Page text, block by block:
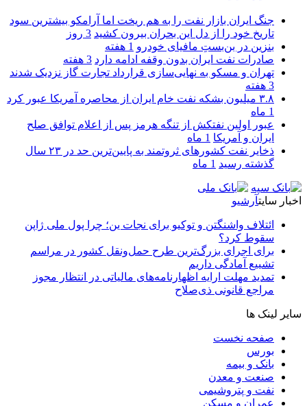
جنگ ایران بازار نفت را به هم ریخت اما آرامکو بیشترین سود
تاریخ خود را از دل این بحران بیرون کشید 3 روز
بنزین در بن‌بستِ مافیای خودرو 1 هفته
صادرات نفت ایران بدون وقفه ادامه دارد 3 هفته
تهران و مسکو به نهایی‌سازی قرارداد تجارت گاز نزدیک شدند
3 هفته
۳.۸ میلیون بشکه نفت خام ایران از محاصره آمریکا عبور کرد
1 ماه
عبور اولین نفتکش از تنگه هرمز پس از اعلام توافق صلح
ایران و آمریکا 1 ماه
ذخایر نفت کشورهای ثروتمند به پایین‌ترین حد در ۲۳ سال
گذشته رسید 1 ماه
اخبار سایتآرشیو
ائتلاف واشنگتن و توکیو برای نجات ین؛ چرا پول ملی ژاپن
سقوط کرد؟
برای اجرای بزرگ‌ترین طرح حمل‌ونقل کشور در مراسم
تشییع آمادگی داریم
تمدید مهلت ارایه اظهارنامه‌های مالیاتی در انتظار مجوز
مراجع قانونی ذی‌‏صلاح
سایر لینک ها
صفحه نخست
بورس
بانک و بیمه
صنعت و معدن
نفت و پتروشیمی
عمران و مسکن